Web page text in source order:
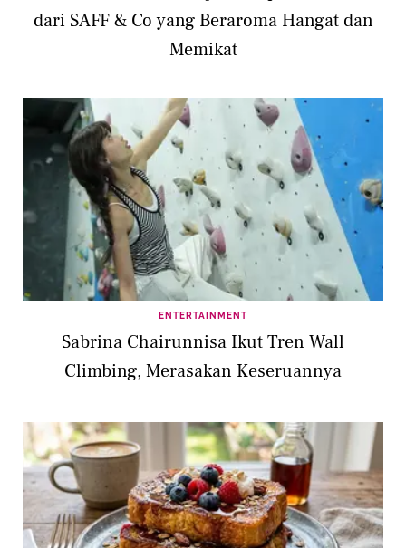
dari SAFF & Co yang Beraroma Hangat dan
Memikat
ENTERTAINMENT
Sabrina Chairunnisa Ikut Tren Wall
Climbing, Merasakan Keseruannya